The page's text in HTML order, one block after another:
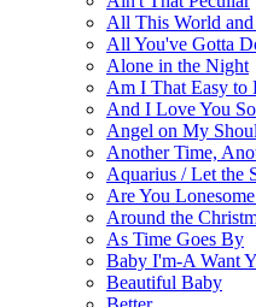
All This World and
All You've Gotta
Alone in the Night
Am I That Easy to
And I Love You So
Angel on My
Another Time,
Aquarius / Let the
Are You
Around the
As Time Goes By
Baby I'm-A Want
Beautiful Baby